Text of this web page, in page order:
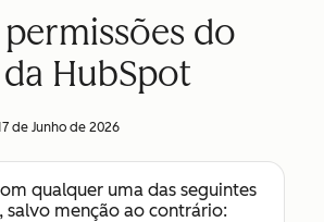
do
HubSpot
de Junho de 2026
qualquer uma das seguintes
, salvo menção ao contrário: